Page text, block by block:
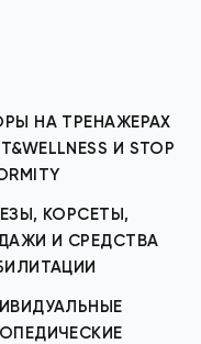
НА ТРЕНАЖЕРАХ
И STOP
КОРСЕТЫ,
И СРЕДСТВА